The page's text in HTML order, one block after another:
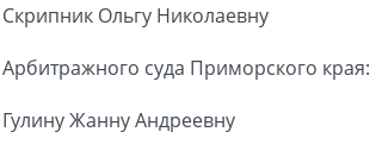
Скрипник Ольгу Николаевну
Арбитражного суда Приморского края:
Гулину Жанну Андреевну